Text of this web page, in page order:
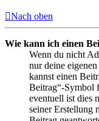
Nach oben
Wie kann ich einen
Wenn du nicht
nur deine
kannst einen
Beitrag“-Symbol
eventuell ist dies
seiner Erstellung